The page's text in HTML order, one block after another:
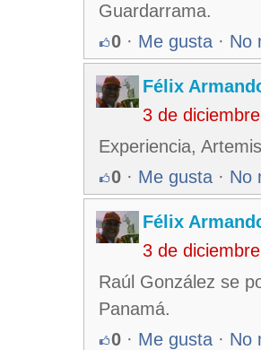
Guardarrama.
0 · Me gusta · No
Félix
3 de
Experiencia,
0 · Me gusta · No
Félix
3 de
Raúl González se
Panamá.
0 · Me gusta · No